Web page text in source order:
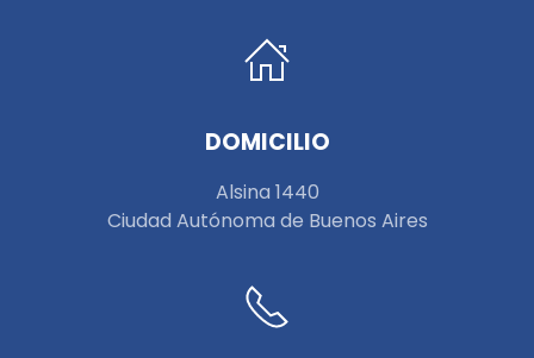
DOMICILIO
Alsina 1440
Ciudad Autónoma de Buenos Aires